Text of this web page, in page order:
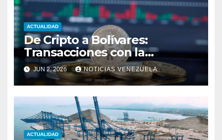
ACTUALIDAD
De Cripto a Bolívares:
Transacciones con la
Tecnología de
Bancaamigable
JUN 2, 2026 NOTICIAS VENEZUELA
ACTUALIDAD